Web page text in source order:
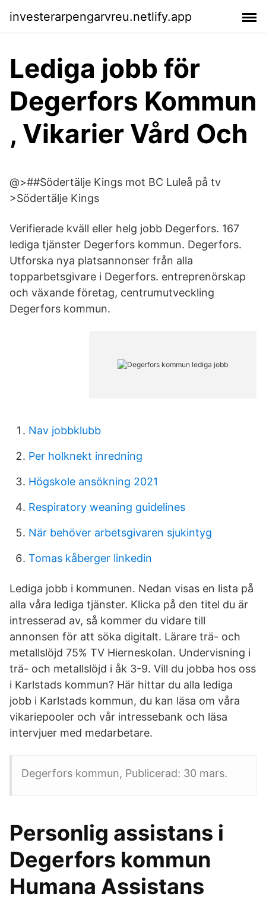
investerarpengarvreu.netlify.app
Lediga jobb för
Degerfors Kommun
, Vikarier Vård Och
@>##Södertälje Kings mot BC Luleå på tv
>Södertälje Kings
Verifierade kväll eller helg jobb Degerfors. 167
lediga tjänster Degerfors kommun. Degerfors.
Utforska nya platsannonser från alla
topparbetsgivare i Degerfors. entreprenörskap
och växande företag, centrumutveckling
Degerfors kommun.
Nav jobbklubb
Per holknekt inredning
Högskole ansökning 2021
Respiratory weaning guidelines
När behöver arbetsgivaren sjukintyg
Tomas kåberger linkedin
Lediga jobb i kommunen. Nedan visas en lista på
alla våra lediga tjänster. Klicka på den titel du är
intresserad av, så kommer du vidare till
annonsen för att söka digitalt. Lärare trä- och
metallslöjd 75% TV Hierneskolan. Undervisning i
trä- och metallslöjd i åk 3-9. Vill du jobba hos oss
i Karlstads kommun? Här hittar du alla lediga
jobb i Karlstads kommun, du kan läsa om våra
vikariepooler och vår intressebank och läsa
intervjuer med medarbetare.
Degerfors kommun, Publicerad: 30 mars.
Personlig assistans i
Degerfors kommun
Humana Assistans